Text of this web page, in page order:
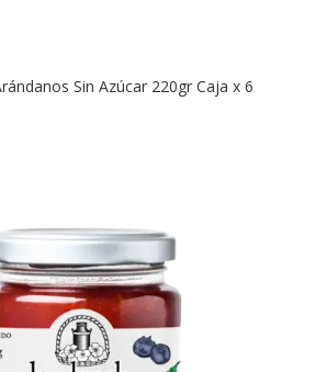
Sin Azúcar 220gr Caja x 6